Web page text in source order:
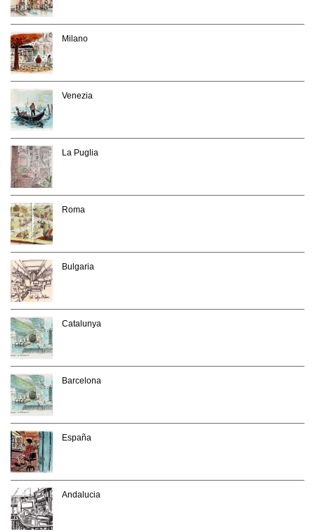
Milano
Venezia
La Puglia
Roma
Bulgaria
Catalunya
Barcelona
España
Andalucia